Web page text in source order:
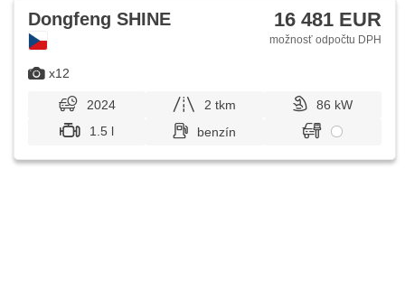
x12
Dongfeng SHINE 16 481 EUR
možnosť odpočtu DPH
2024 2 tkm
86 kW
1.5 l
benzín